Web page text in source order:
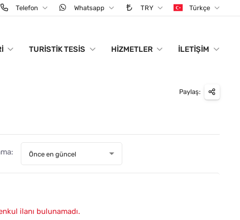
Telefon Whatsapp TRY Türkçe
TURISTIK TESIS HIZMETLER İLETIŞIM
Paylaş:
Önce en güncel
ilanı bulunamadı.